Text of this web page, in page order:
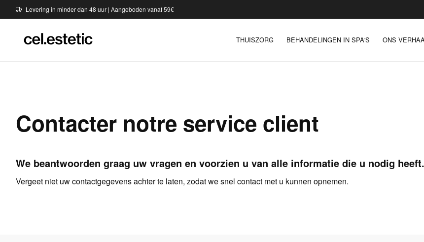
Levering in minder dan 48 uur | Aangeboden vanaf 59€
THUISZORG BEHANDELINGEN IN SPA'S ONS
Contacter notre service client
We beantwoorden graag uw vragen en voorzien u van alle informatie die u nodig
Vergeet niet uw contactgegevens achter te laten, zodat we snel contact met u kunnen opnemen.